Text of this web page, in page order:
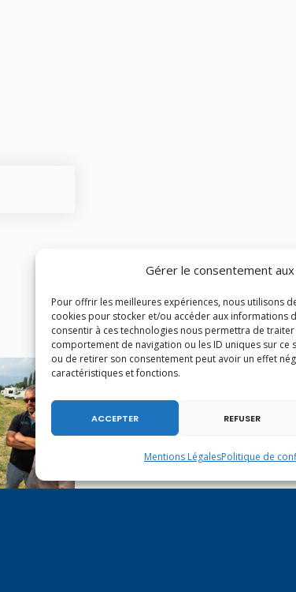
Gérer le consentement
Pour offrir les meilleures expériences, nous utilisons
cookies pour stocker et/ou accéder aux informations
consentir à ces technologies nous permettra de
comportement de navigation ou les ID uniques sur ce
ou de retirer son consentement peut avoir un effet
caractéristiques et fonctions.
ACCEPTER REFUSER
Mentions LégalesPolitique de